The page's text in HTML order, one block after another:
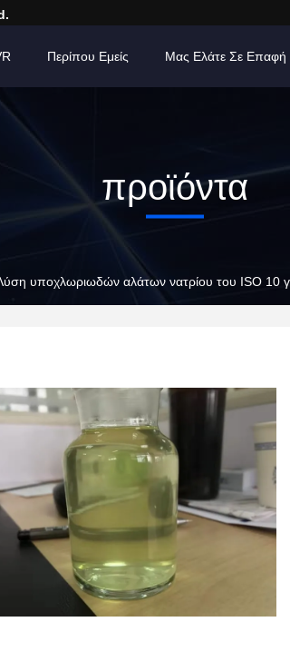
Περίπου Εμείς Μας Ελάτε Σε
προϊόντα
υποχλωριωδών αλάτων νατρίου του ISO 10